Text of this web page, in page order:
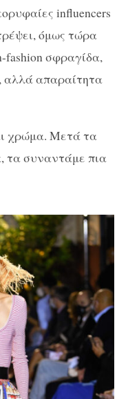
influencers
όμως τώρα
fashion σφραγίδα,
, αλλά απαραίτητα
χρώμα. Μετά τα
τα συναντάμε πια